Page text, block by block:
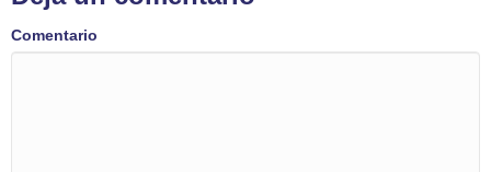
Comentario